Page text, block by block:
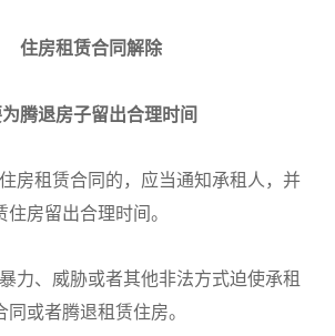
住房租赁合同解除
腾退房子留出合理时间
房租赁合同的，应当通知承租人，并
房留出合理时间。
力、威胁或者其他非法方式迫使承租
或者腾退租赁住房。